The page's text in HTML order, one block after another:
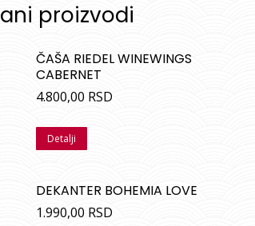
proizvodi
ČAŠA RIEDEL WINEWINGS
CABERNET
4.800,00 RSD
Detalji
DEKANTER BOHEMIA LOVE
1.990,00 RSD